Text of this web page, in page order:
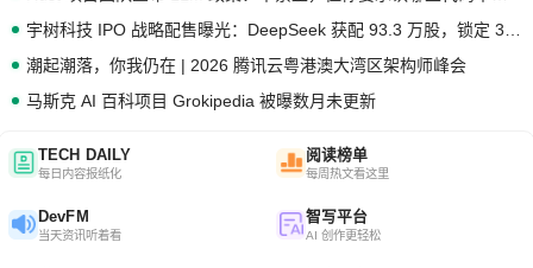
潮起潮落，你我仍在 | 2026 腾讯云粤港澳大湾区架构师峰会
马斯克 AI 百科项目 Grokipedia 被曝数月未更新
TECH DAILY
每日内容报纸化
阅读榜单
每周热文看这里
DevFM
当天资讯听着看
智写平台
AI 创作更轻松